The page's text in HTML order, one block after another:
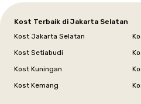
Kost Terbaik di Jakarta Selatan
Kost Jakarta Selatan
Kost Setiabudi
Kost Kuningan
Kost Kemang